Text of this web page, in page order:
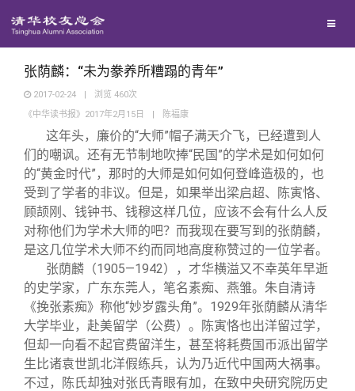
西南联大校友会
义工计划
新媒体平台
青春风采
校友文苑
校友讲坛
校友视界
校友服务
终身学习
信息化服务
校友总会
总会简介
关闭
张荫麟：“未为豢养所糟蹋的青年”
2017-02-24 | 浏览 460次
《中华读书报》2017年2月15日
| 陈福康
这年头，廉价的“大师”帽子满天介飞，已经遭到人
们的嘲讽。还有无节制地吹捧“民国”的学术是如何如何
的“黄金时代”，那时的大师是如何如何登峰造极的，也
受到了学者的非议。但是，如果举出梁启超、陈寅恪、
顾颉刚、钱钟书、钱穆这样几位，应该不会有什么人反
对称他们为学术大师的吧？而我现在要写到的张荫麟，
是这几位学术大师不约而同地高度称赞过的一位学者。
张荫麟（1905—1942），才华横溢又不幸英年早逝
的史学家，广东东莞人，笔名素痴、燕雏。朱自清诗
《挽张素痴》称他“妙岁露头角”。1929年张荫麟从清华
大学毕业，赴美留学（公费）。陈寅恪也出洋留过学，
但却一向看不起官费留洋生，甚至将耗费国币派出留学
生比诸袁世凯北洋假练兵，认为乃近代中国两大祸事。
不过，陈氏却独对张氏青眼有加，在致中央研究院历史